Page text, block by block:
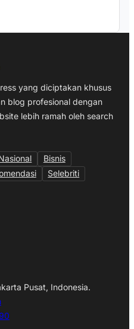
yang diciptakan khusus
blog profesional dengan
lebih ramah oleh search
Bisnis
Selebriti
Pusat, Indonesia.